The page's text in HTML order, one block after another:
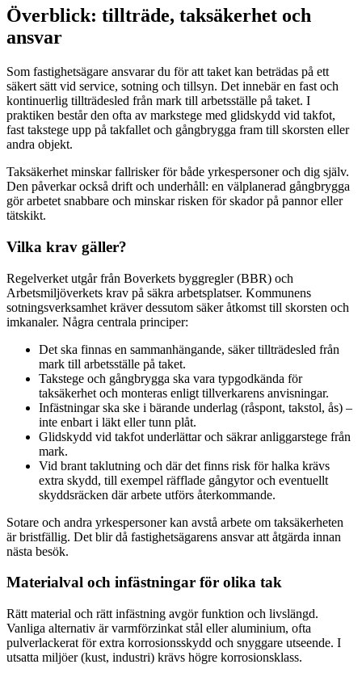
Överblick: tillträde, taksäkerhet och
ansvar
Som fastighetsägare ansvarar du för att taket kan beträdas på ett
säkert sätt vid service, sotning och tillsyn. Det innebär en fast och
kontinuerlig tillträdesled från mark till arbetsställe på taket. I
praktiken består den ofta av markstege med glidskydd vid takfot,
fast takstege upp på takfallet och gångbrygga fram till skorsten eller
andra objekt.
Taksäkerhet minskar fallrisker för både yrkespersoner och dig själv.
Den påverkar också drift och underhåll: en välplanerad gångbrygga
gör arbetet snabbare och minskar risken för skador på pannor eller
tätskikt.
Vilka krav gäller?
Regelverket utgår från Boverkets byggregler (BBR) och
Arbetsmiljöverkets krav på säkra arbetsplatser. Kommunens
sotningsverksamhet kräver dessutom säker åtkomst till skorsten och
imkanaler. Några centrala principer:
Det ska finnas en sammanhängande, säker tillträdesled från
mark till arbetsställe på taket.
Takstege och gångbrygga ska vara typgodkända för
taksäkerhet och monteras enligt tillverkarens anvisningar.
Infästningar ska ske i bärande underlag (råspont, takstol, ås) –
inte enbart i läkt eller tunn plåt.
Glidskydd vid takfot underlättar och säkrar anliggarstege från
mark.
Vid brant taklutning och där det finns risk för halka krävs
extra skydd, till exempel räfflade gångytor och eventuellt
skyddsräcken där arbete utförs återkommande.
Sotare och andra yrkespersoner kan avstå arbete om taksäkerheten
är bristfällig. Det blir då fastighetsägarens ansvar att åtgärda innan
nästa besök.
Materialval och infästningar för olika tak
Rätt material och rätt infästning avgör funktion och livslängd.
Vanliga alternativ är varmförzinkat stål eller aluminium, ofta
pulverlackerat för extra korrosionsskydd och snyggare utseende. I
utsatta miljöer (kust, industri) krävs högre korrosionsklass.